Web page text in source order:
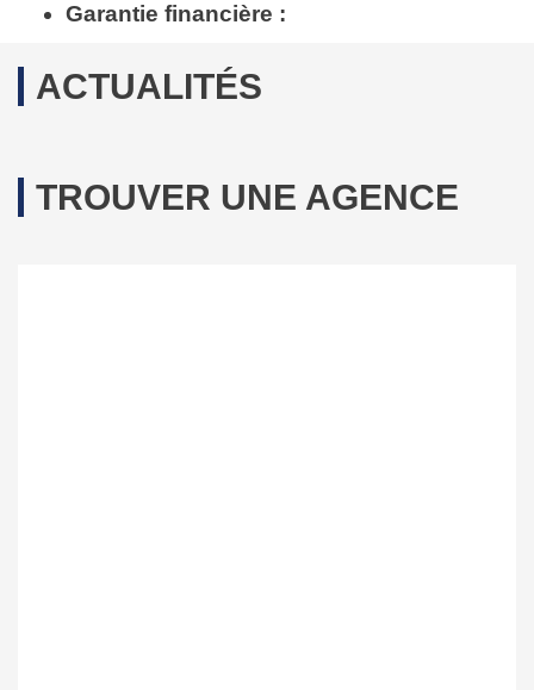
Garantie financière :
ACTUALITÉS
TROUVER UNE AGENCE